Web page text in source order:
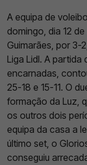
A equipa de
domingo, dia 12
Guimarães, por 3-
Liga Lidl. A partida
encarnadas,
25-18 e 15-11. O
formação da Luz,
os outros dois
equipa da casa a
último set, o
conseguiu